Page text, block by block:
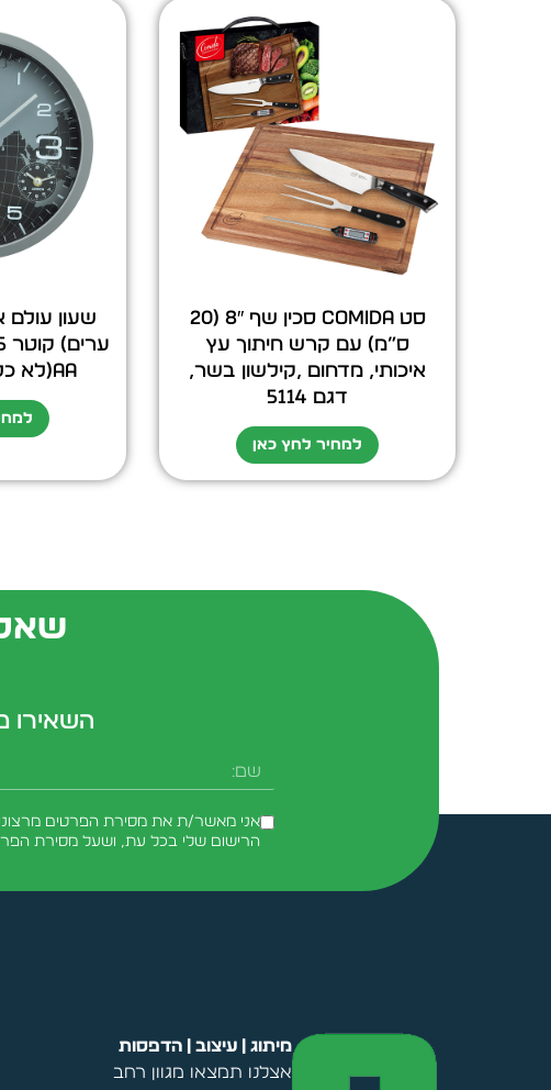
סט COMIDA סכין שף 8″ (20
ס”מ) עם קרש חיתוך עץ
איכותי, מדחום ,קילשון בשר,
דגם 5114
למחיר לחץ כאן
AA(לא כלול) דגם 5180
השאירו
שם
אני מאשר/ת את מסירת הפרטים מרצוני
הרישום שלי בכל עת, ושעל מסירת
מיתוג | עיצוב | הדפסות
אצלנו תמצאו מגוון רחב